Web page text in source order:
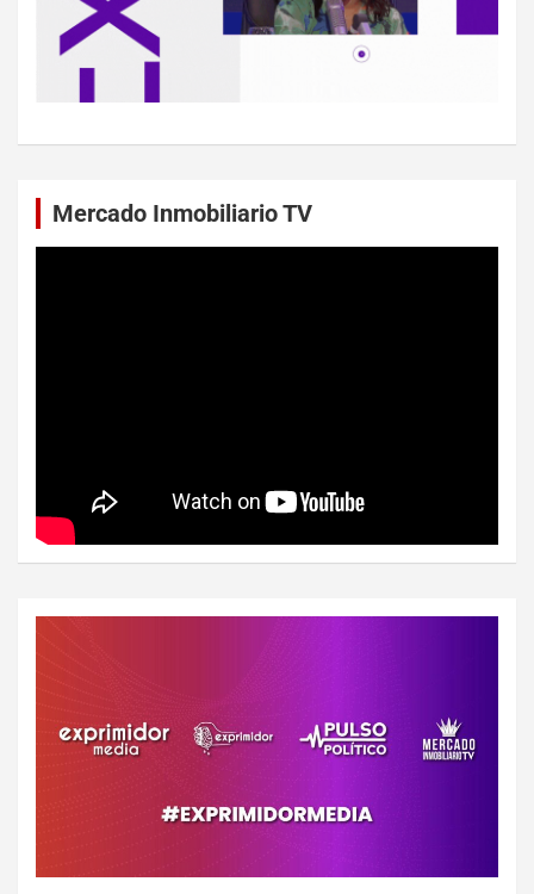
Mercado Inmobiliario TV